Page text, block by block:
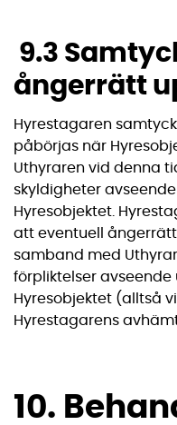
9.3
ångerrätt
Hyrestagaren
påbörjas när
Uthyraren vid denna
skyldigheter
Hyresobjektet.
att eventuell ångerrätt
samband med
förpliktelser avseende
Hyresobjektet (alltså
Hyrestagarens
10.